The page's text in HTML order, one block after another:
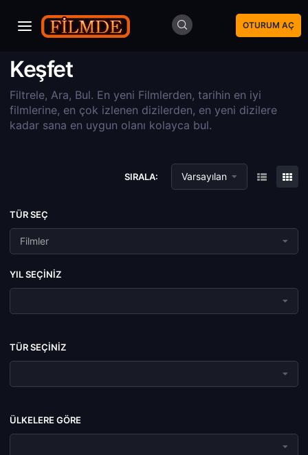
OTURUM AÇ
Keşfet
Filtrele, Ara, Bul. En yeni Filmlerden, tarihin en iyi
filmlerine, en çok izlenen dizilerden, en yeni dizilere
kadar sana en uygun olanı kolayca bul.
SIRALA: Varsayılan
TÜR SEÇ
Filmler
YIL SEÇINIZ
TÜR SEÇINIZ
ÜLKELERE GÖRE